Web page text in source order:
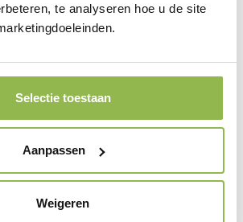
te analyseren hoe u de site
Selectie toestaan
Aanpassen
Weigeren